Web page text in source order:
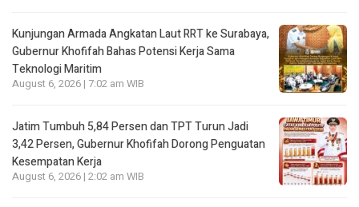
Kunjungan Armada Angkatan Laut RRT ke Surabaya,
Gubernur Khofifah Bahas Potensi Kerja Sama
Teknologi Maritim
August 6, 2026 | 7:02 am WIB
Jatim Tumbuh 5,84 Persen dan TPT Turun Jadi
3,42 Persen, Gubernur Khofifah Dorong Penguatan
Kesempatan Kerja
August 6, 2026 | 2:02 am WIB